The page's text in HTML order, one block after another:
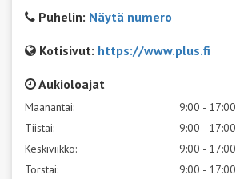
Puhelin: Näytä numero
Kotisivut: https://www.plus.fi
Aukioloajat
Maanantai:
9:00 - 17:00
Tiistai:
9:00 - 17:00
Keskiviikko:
9:00 - 17:00
Torstai:
9:00 - 17:00